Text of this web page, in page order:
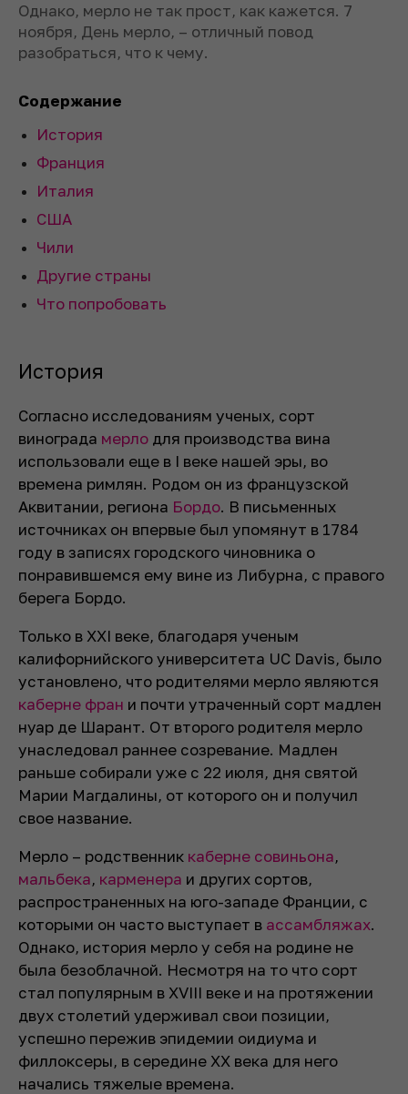
Однако, мерло не так прост, как кажется. 7
ноября, День мерло, – отличный повод
разобраться, что к чему.
Содержание
История
Франция
Италия
США
Чили
Другие страны
Что попробовать
История
Согласно исследованиям ученых, сорт
винограда мерло для производства вина
использовали еще в I веке нашей эры, во
времена римлян. Родом он из французской
Аквитании, региона Бордо. В письменных
источниках он впервые был упомянут в 1784
году в записях городского чиновника о
понравившемся ему вине из Либурна, с правого
берега Бордо.
Только в XXI веке, благодаря ученым
калифорнийского университета UC Davis, было
установлено, что родителями мерло являются
каберне фран и почти утраченный сорт мадлен
нуар де Шарант. От второго родителя мерло
унаследовал раннее созревание. Мадлен
раньше собирали уже с 22 июля, дня святой
Марии Магдалины, от которого он и получил
свое название.
Мерло – родственник каберне совиньона,
мальбека, карменера и других сортов,
распространенных на юго-западе Франции, с
которыми он часто выступает в ассамбляжах.
Однако, история мерло у себя на родине не
была безоблачной. Несмотря на то что сорт
стал популярным в XVIII веке и на протяжении
двух столетий удерживал свои позиции,
успешно пережив эпидемии оидиума и
филлоксеры, в середине XX века для него
начались тяжелые времена.